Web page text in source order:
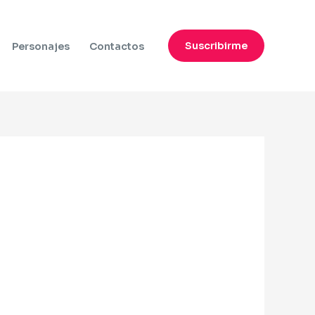
Personajes Contactos Suscribirme